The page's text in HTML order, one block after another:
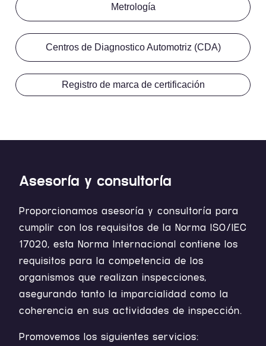
Metrología
Centros de Diagnostico Automotriz (CDA)
Registro de marca de certificación
Asesoría y consultoría
Proporcionamos asesoría y consultoría para
cumplir con los requisitos de la Norma ISO/IEC
17020, esta Norma Internacional contiene los
requisitos para la competencia de los
organismos que realizan inspecciones,
asegurando tanto la imparcialidad como la
coherencia en sus actividades de inspección.
Promovemos los siguientes servicios: